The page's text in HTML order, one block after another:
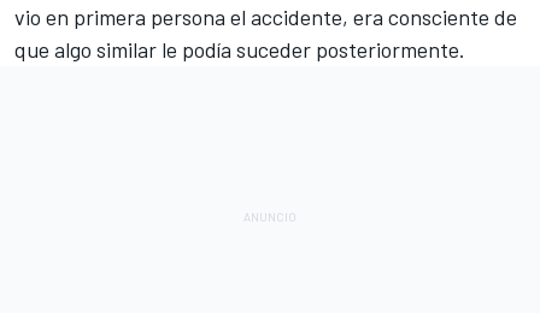
vio en primera persona el accidente, era consciente de
que algo similar le podía suceder posteriormente.